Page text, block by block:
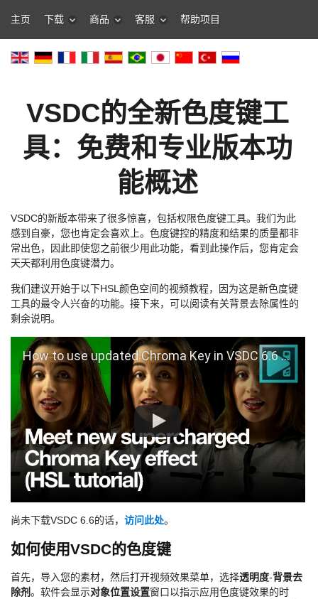
主页 下载 商品 客服 帮助项目
VSDC的全新色度键工
具：免费和专业版本功
能概述
VSDC的新版本带来了很多惊喜，包括权限色度键工具。我们为此
感到自豪，您也肯定会喜欢上。色度键控的精度和结果的质量都非
常出色，因此即使您之前很少用此功能，看到此操作后，您肯定会
天天都利用色度键潜力。
我们建议开始于以下HSL颜色空间的视频教程，因为这是新色度键
工具的最令人兴奋的功能。接下来，可以阅读有关背景去除属性的
剩余说明。
How to use updated Chroma Key in VSDC 6.6 (HSL tutorial)
尚未下载VSDC 6.6的话， 访问此处。
如何使用VSDC的色度键
首先，导入您的素材，然后打开视频效果菜单，选择透明度-背景去
除剂。软件会显示对象位置设置窗口以指示应用色度键效果的时